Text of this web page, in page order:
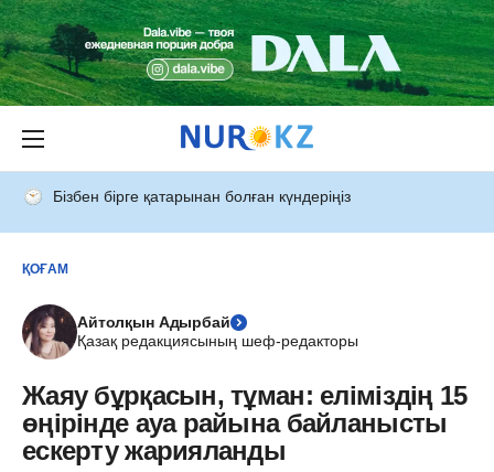
Бізбен бірге қатарынан болған күндеріңіз
ҚОҒАМ
Айтолқын Адырбай
Қазақ редакциясының шеф-редакторы
Жаяу бұрқасын, тұман: еліміздің 15
өңірінде ауа райына байланысты
ескерту жарияланды